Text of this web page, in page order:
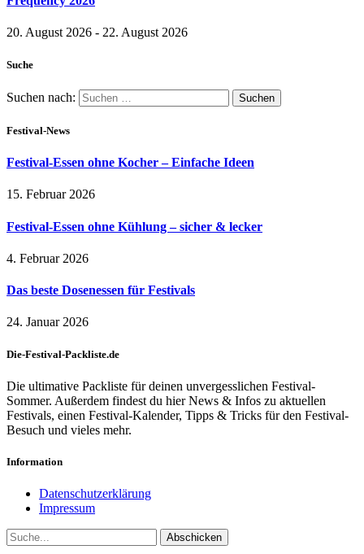
20. August 2026 - 22. August 2026
Suche
Suchen nach:
Festival-News
Festival-Essen ohne Kocher – Einfache Ideen
15. Februar 2026
Festival-Essen ohne Kühlung – sicher & lecker
4. Februar 2026
Das beste Dosenessen für Festivals
24. Januar 2026
Die-Festival-Packliste.de
Die ultimative Packliste für deinen unvergesslichen Festival-
Sommer. Außerdem findest du hier News & Infos zu aktuellen
Festivals, einen Festival-Kalender, Tipps & Tricks für den Festival-
Besuch und vieles mehr.
Information
Datenschutzerklärung
Impressum
Abschicken